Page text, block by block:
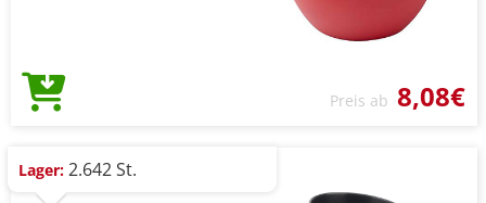
Preis ab 8,08€
Lager: 2.642 St.